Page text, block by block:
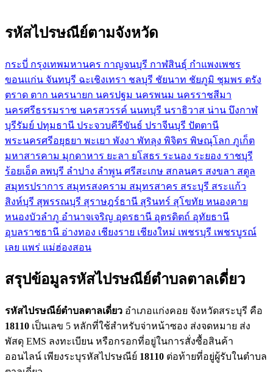
รหัสไปรษณีย์ตามจังหวัด
กระบี่ กรุงเทพมหานคร กาญจนบุรี กาฬสินธุ์ กำแพงเพชร
ขอนแก่น จันทบุรี ฉะเชิงเทรา ชลบุรี ชัยนาท ชัยภูมิ ชุมพร ตรัง
ตราด ตาก นครนายก นครปฐม นครพนม นครราชสีมา
นครศรีธรรมราช นครสวรรค์ นนทบุรี นราธิวาส น่าน บึงกาฬ
บุรีรัมย์ ปทุมธานี ประจวบคีรีขันธ์ ปราจีนบุรี ปัตตานี
พระนครศรีอยุธยา พะเยา พังงา พัทลุง พิจิตร พิษณุโลก ภูเก็ต
มหาสารคาม มุกดาหาร ยะลา ยโสธร ระนอง ระยอง ราชบุรี
ร้อยเอ็ด ลพบุรี ลำปาง ลำพูน ศรีสะเกษ สกลนคร สงขลา สตูล
สมุทรปราการ สมุทรสงคราม สมุทรสาคร สระบุรี สระแก้ว
สิงห์บุรี สุพรรณบุรี สุราษฎร์ธานี สุรินทร์ สุโขทัย หนองคาย
หนองบัวลำภู อำนาจเจริญ อุดรธานี อุตรดิตถ์ อุทัยธานี
อุบลราชธานี อ่างทอง เชียงราย เชียงใหม่ เพชรบุรี เพชรบูรณ์
เลย แพร่ แม่ฮ่องสอน
สรุปข้อมูลรหัสไปรษณีย์ตำบลตาลเดี่ยว
รหัสไปรษณีย์ตำบลตาลเดี่ยว อำเภอแก่งคอย จังหวัดสระบุรี คือ
18110 เป็นเลข 5 หลักที่ใช้สำหรับจ่าหน้าซอง ส่งจดหมาย ส่ง
พัสดุ EMS ลงทะเบียน หรือกรอกที่อยู่ในการสั่งซื้อสินค้า
ออนไลน์ เพียงระบุรหัสไปรษณีย์ 18110 ต่อท้ายที่อยู่ผู้รับในตำบล